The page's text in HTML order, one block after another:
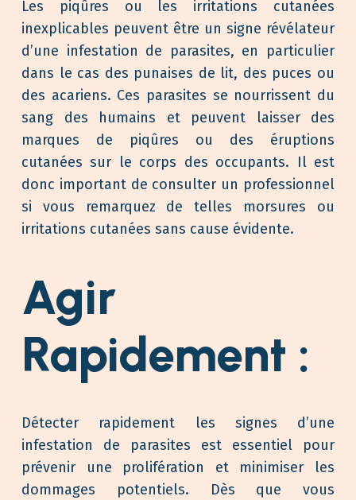
Les piqûres ou les irritations cutanées
inexplicables peuvent être un signe révélateur
d’une infestation de parasites, en particulier
dans le cas des punaises de lit, des puces ou
des acariens. Ces parasites se nourrissent du
sang des humains et peuvent laisser des
marques de piqûres ou des éruptions
cutanées sur le corps des occupants. Il est
donc important de consulter un professionnel
si vous remarquez de telles morsures ou
irritations cutanées sans cause évidente.
Agir
Rapidement :
Détecter rapidement les signes d’une
infestation de parasites est essentiel pour
prévenir une prolifération et minimiser les
dommages potentiels. Dès que vous